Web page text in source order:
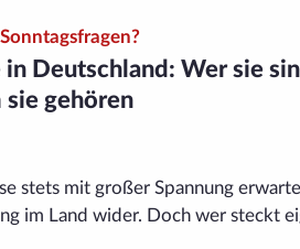
Deutschland: Wer sie
sie gehören
stets mit großer Spannung
im Land wider. Doch wer steckt